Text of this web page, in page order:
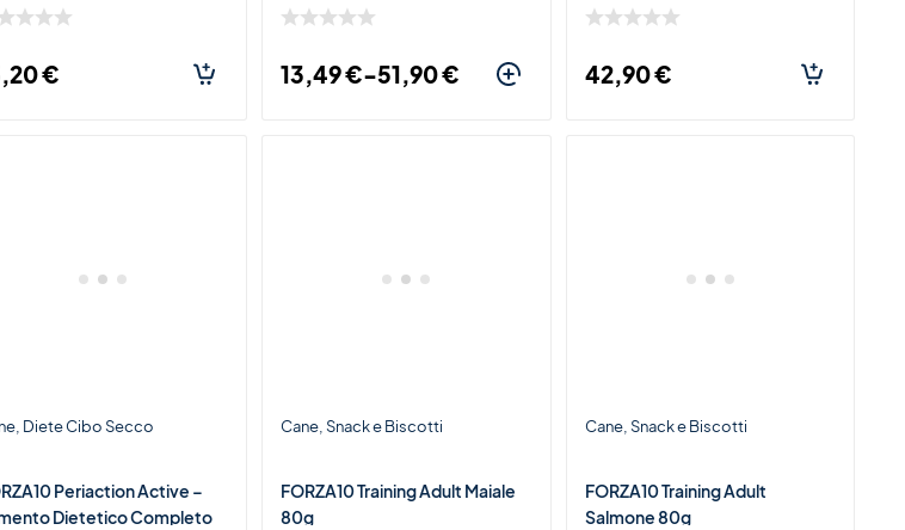
di Piccola Taglia
€
Crocchette Monoproteiche per
13,49€-51,90€
per Cuccioli di Taglia Media e
42,90€
Diete Cibo Secco
Periaction Active –
Dietetico Completo
Cane Snack e Biscotti
FORZA10 Training Adult Maiale
80g
Cane Snack e Biscotti
FORZA10 Training Adult
Salmone 80g